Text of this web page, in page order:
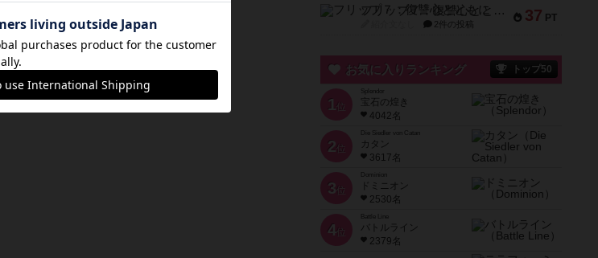
37 PT
フリップ７：復讐心とともに
2件の投稿
お気に入りランキング トップ50
1 位
宝石の煌き
4042名
2 位
Die Siedler von Catan
カタン
3617名
3 位
ドミニオン
2530名
4位
Battle Line
バトルライン
2379名